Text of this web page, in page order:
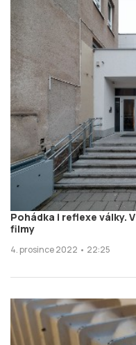
Pohádka i reflexe války.
filmy
4. prosince 2022 • 22:25